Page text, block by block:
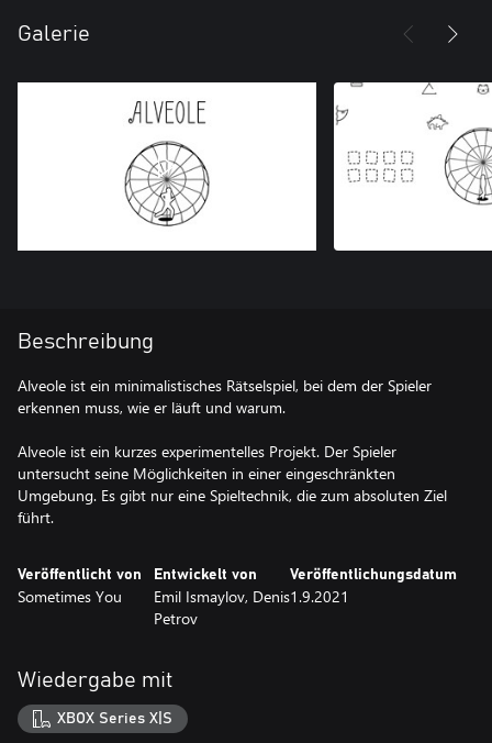
Galerie
Beschreibung
Alveole ist ein minimalistisches Rätselspiel, bei dem der Spieler
erkennen muss, wie er läuft und warum.
Alveole ist ein kurzes experimentelles Projekt. Der Spieler
untersucht seine Möglichkeiten in einer eingeschränkten
Umgebung. Es gibt nur eine Spieltechnik, die zum absoluten Ziel
führt.
Veröffentlicht von
Sometimes You
Entwickelt von
Emil Ismaylov, Denis
Petrov
Veröffentlichungsdatum
1.9.2021
Wiedergabe mit
XBOX Series X|S